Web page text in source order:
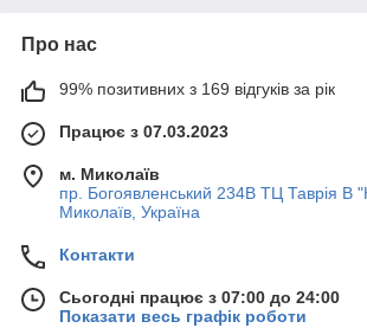
Про нас
99% позитивних з 169 відгуків за рік
Працює з 07.03.2023
м. Миколаїв
пр. Богоявленський 234В ТЦ Таврія В
Миколаїв, Україна
Контакти
Сьогодні працює з 07:00 до 24:00
Показати весь графік роботи